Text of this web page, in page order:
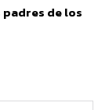
de los